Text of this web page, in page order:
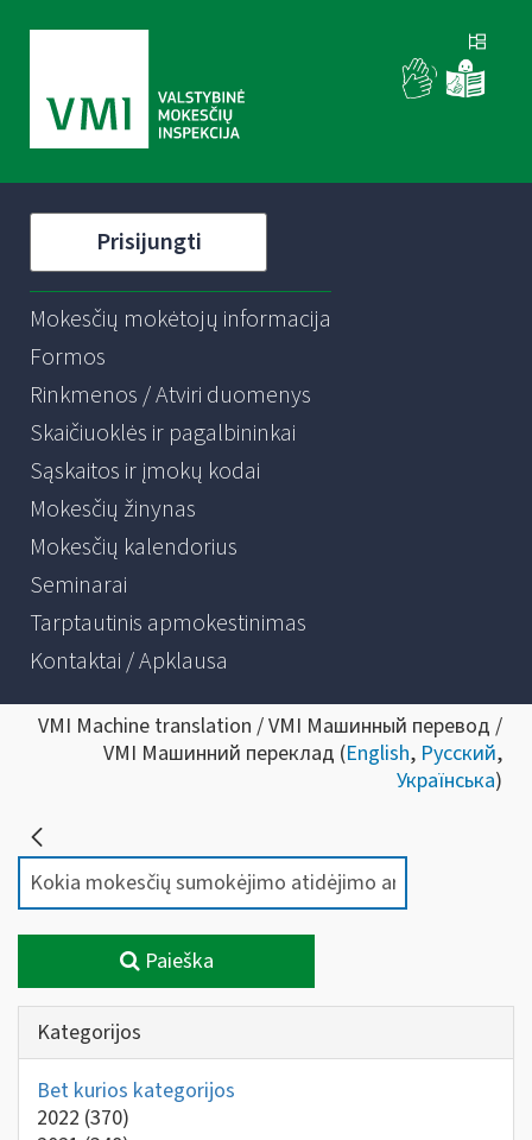
Prisijungti
Mokesčių mokėtojų informacija
Formos
Rinkmenos / Atviri duomenys
Skaičiuoklės ir pagalbininkai
Sąskaitos ir įmokų kodai
Mokesčių žinynas
Mokesčių kalendorius
Seminarai
Tarptautinis apmokestinimas
Kontaktai / Apklausa
VMI Machine translation / VMI Машинный перевод /
VMI Машинний переклад (English, Русский,
Українська)
Paieška
Kategorijos
Bet kurios kategorijos
2022 (370)